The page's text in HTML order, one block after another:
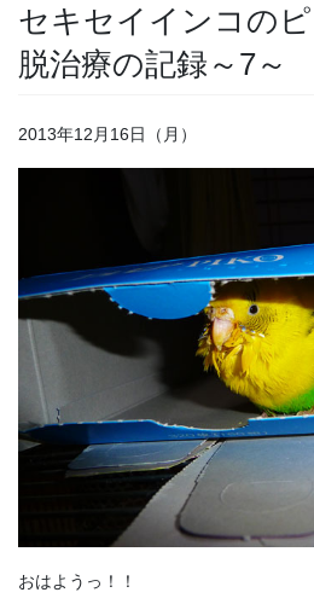
セキセイインコの
脱治療の記録～7～
2013年12月16日（月）
おはようっ！！